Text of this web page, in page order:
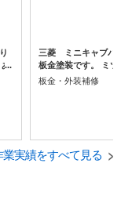
あ
三菱 ミニキャブ
板金塗装です。 ミツ
のミニキャブバンの
修理は交野市のグッ
ックにおまかせくだ
板金・外装補修
実績をすべて見る